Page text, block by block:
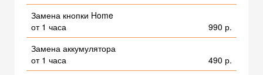
Замена кнопки Home
от 1 часа
990 р.
Замена аккумулятора
от 1 часа
490 р.